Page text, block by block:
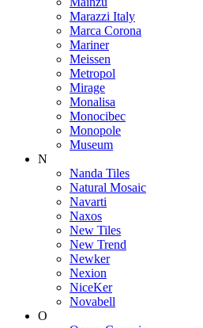
Marazzi Italy
Marca Corona
Mariner
Meissen
Metropol
Mirage
Monalisa
Monocibec
Monopole
Museum
N
Nanda Tiles
Natural Mosaic
Navarti
Naxos
New Tiles
New Trend
Newker
Nexion
NiceKer
Novabell
O